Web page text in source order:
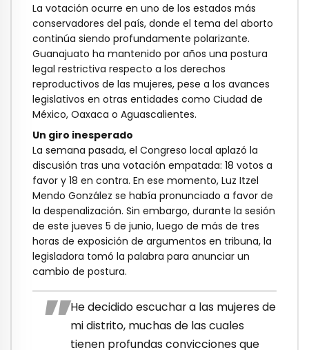
La votación ocurre en uno de los estados más
conservadores del país, donde el tema del aborto
continúa siendo profundamente polarizante.
Guanajuato ha mantenido por años una postura
legal restrictiva respecto a los derechos
reproductivos de las mujeres, pese a los avances
legislativos en otras entidades como Ciudad de
México, Oaxaca o Aguascalientes.
Un giro inesperado
La semana pasada, el Congreso local aplazó la
discusión tras una votación empatada: 18 votos a
favor y 18 en contra. En ese momento, Luz Itzel
Mendo González se había pronunciado a favor de
la despenalización. Sin embargo, durante la sesión
de este jueves 5 de junio, luego de más de tres
horas de exposición de argumentos en tribuna, la
legisladora tomó la palabra para anunciar un
cambio de postura.
He decidido escuchar a las mujeres de
mi distrito, muchas de las cuales
tienen profundas convicciones que